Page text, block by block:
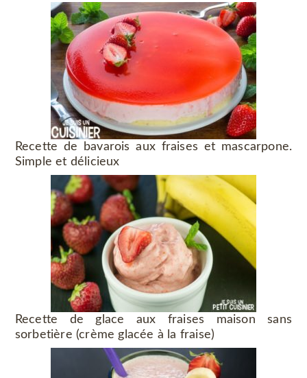
Recette de bavarois aux fraises et mascarpone.
Simple et délicieux
Recette de glace aux fraises maison sans
sorbetière (crème glacée à la fraise)